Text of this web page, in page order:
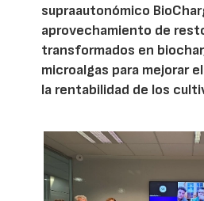
supraautonómico
aprovechamiento de
transformados en
microalgas para mejorar
la rentabilidad de los